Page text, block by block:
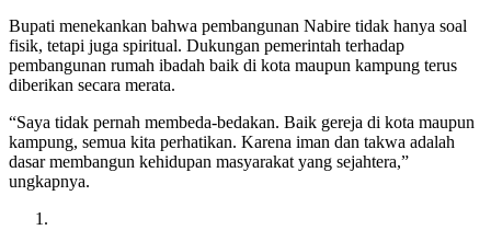
Bupati menekankan bahwa pembangunan Nabire tidak hanya soal
fisik, tetapi juga spiritual. Dukungan pemerintah terhadap
pembangunan rumah ibadah baik di kota maupun kampung terus
diberikan secara merata.
“Saya tidak pernah membeda-bedakan. Baik gereja di kota maupun
kampung, semua kita perhatikan. Karena iman dan takwa adalah
dasar membangun kehidupan masyarakat yang sejahtera,”
ungkapnya.